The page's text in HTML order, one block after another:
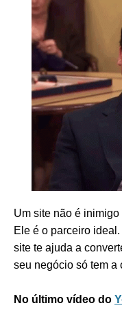
Um site não é
Ele é o parceiro
site te ajuda a
seu negócio só tem a
No último vídeo do